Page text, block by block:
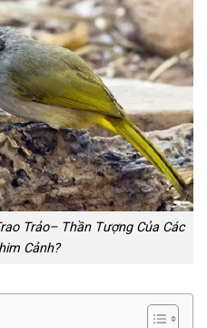
Trảo– Thần Tượng Của Các
Cảnh?